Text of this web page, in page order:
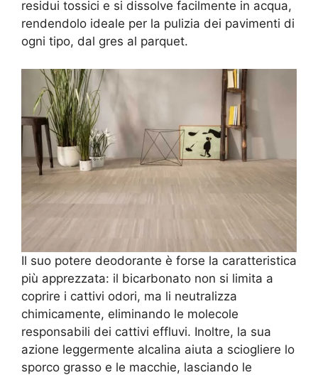
residui tossici e si dissolve facilmente in acqua,
rendendolo ideale per la pulizia dei pavimenti di
ogni tipo, dal gres al parquet.
Il suo potere deodorante è forse la caratteristica
più apprezzata: il bicarbonato non si limita a
coprire i cattivi odori, ma li neutralizza
chimicamente, eliminando le molecole
responsabili dei cattivi effluvi. Inoltre, la sua
azione leggermente alcalina aiuta a sciogliere lo
sporco grasso e le macchie, lasciando le